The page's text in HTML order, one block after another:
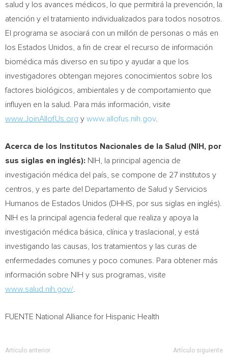
salud y los avances médicos, lo que permitirá la prevención, la
atención y el tratamiento individualizados para todos nosotros.
El programa se asociará con un millón de personas o más en
los Estados Unidos, a fin de crear el recurso de información
biomédica más diverso en su tipo y ayudar a que los
investigadores obtengan mejores conocimientos sobre los
factores biológicos, ambientales y de comportamiento que
influyen en la salud. Para más información, visite
www.JoinAllofUs.org y www.allofus.nih.gov.
Acerca de los Institutos Nacionales de la Salud (NIH, por
sus siglas en inglés): NIH, la principal agencia de
investigación médica del país, se compone de 27 institutos y
centros, y es parte del Departamento de Salud y Servicios
Humanos de Estados Unidos (DHHS, por sus siglas en inglés).
NIH es la principal agencia federal que realiza y apoya la
investigación médica básica, clínica y traslacional, y está
investigando las causas, los tratamientos y las curas de
enfermedades comunes y poco comunes. Para obtener más
información sobre NIH y sus programas, visite
www.salud.nih.gov/
FUENTE National Alliance for Hispanic Health
Artículo anterior Artículo siguiente